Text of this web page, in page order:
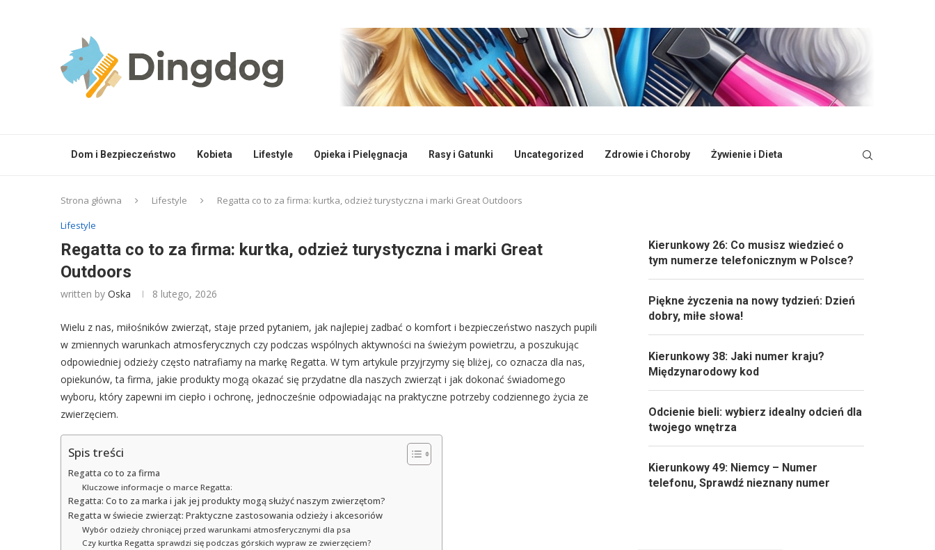
Dom i Bezpieczeństwo Kobieta Lifestyle Opieka i Pielęgnacja Rasy i Gatunki Uncategorized Zdrowie i Choroby Żywienie i Dieta
Strona główna Lifestyle
Regatta co to za firma: kurtka, odzież turystyczna i marki Great Outdoors
Lifestyle
Regatta co to za firma: kurtka, odzież turystyczna i marki Great
Outdoors
written by Oska 8 lutego, 2026
Wielu z nas, miłośników zwierząt, staje przed pytaniem, jak najlepiej zadbać o komfort i bezpieczeństwo naszych pupili
w zmiennych warunkach atmosferycznych czy podczas wspólnych aktywności na świeżym powietrzu, a poszukując
odpowiedniej odzieży często natrafiamy na markę Regatta. W tym artykule przyjrzymy się bliżej, co oznacza dla nas,
opiekunów, ta firma, jakie produkty mogą okazać się przydatne dla naszych zwierząt i jak dokonać świadomego
wyboru, który zapewni im ciepło i ochronę, jednocześnie odpowiadając na praktyczne potrzeby codziennego życia ze
zwierzęciem.
Spis treści
Regatta co to za firma
Kluczowe informacje o marce Regatta:
Regatta: Co to za marka i jak jej produkty mogą służyć naszym zwierzętom?
Regatta w świecie zwierząt: Praktyczne zastosowania odzieży i akcesoriów
Wybór odzieży chroniącej przed warunkami atmosferycznymi dla psa
Czy kurtka Regatta sprawdzi się podczas górskich wypraw ze zwierzęciem?
Kierunkowy 26: Co musisz wiedzieć o
tym numerze telefonicznym w Polsce?
Piękne życzenia na nowy tydzień: Dzień
dobry, miłe słowa!
Kierunkowy 38: Jaki numer kraju?
Międzynarodowy kod
Odcienie bieli: wybierz idealny odcień dla
twojego wnętrza
Kierunkowy 49: Niemcy – Numer
telefonu, Sprawdź nieznany numer